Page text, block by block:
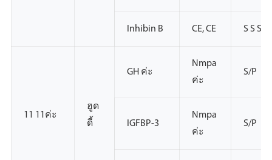
Inhibin B CE, CE S S S
11 11ค่ะ
ฮูด
ดี้
GH ค่ะ
Nmpa
ค่ะ
S/P
IGFBP-3
Nmpa
ค่ะ
S/P